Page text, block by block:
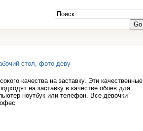
стол, фото деву
качества на заставку. Эти качественные
на заставку в качестве обоев для
ноутбук или телефон. Все девочки